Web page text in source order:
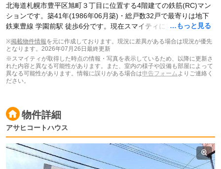
…もっと見る
北海道札幌市豊平区旭町３丁目に位置する4階建ての鉄筋(RC)マン
ションです。築41年(1986年06月築)・総戸数32戸で最寄りは地下
鉄東豊線 学園前駅 徒歩6分です。現在スマイティに
賃貸募集中の部
※掲載物件情報を元に作成しております。現況に差異がある場合は現況が優先
となります。 2026年07月26日最終更新
※スマイティが取得した時点の情報・写真を表示しているため、以降に更新さ
れた内容と異なる可能性があります。また、室内の様子や設備も部屋によって
異なる可能性があります。情報に誤りがある場合は申告フォーム よりご連絡く
ださい。
物件詳細
アサヒコートハウス